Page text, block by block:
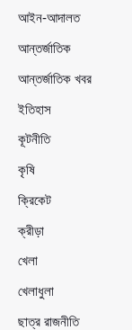
আইন-আদালত
আন্তর্জাতিক
আন্তর্জাতিক খবর
ইতিহাস
কূটনীতি
কৃষি
ক্রিকেট
ক্রীড়া
খেলা
খেলাধুলা
ছাত্র রাজনীতি